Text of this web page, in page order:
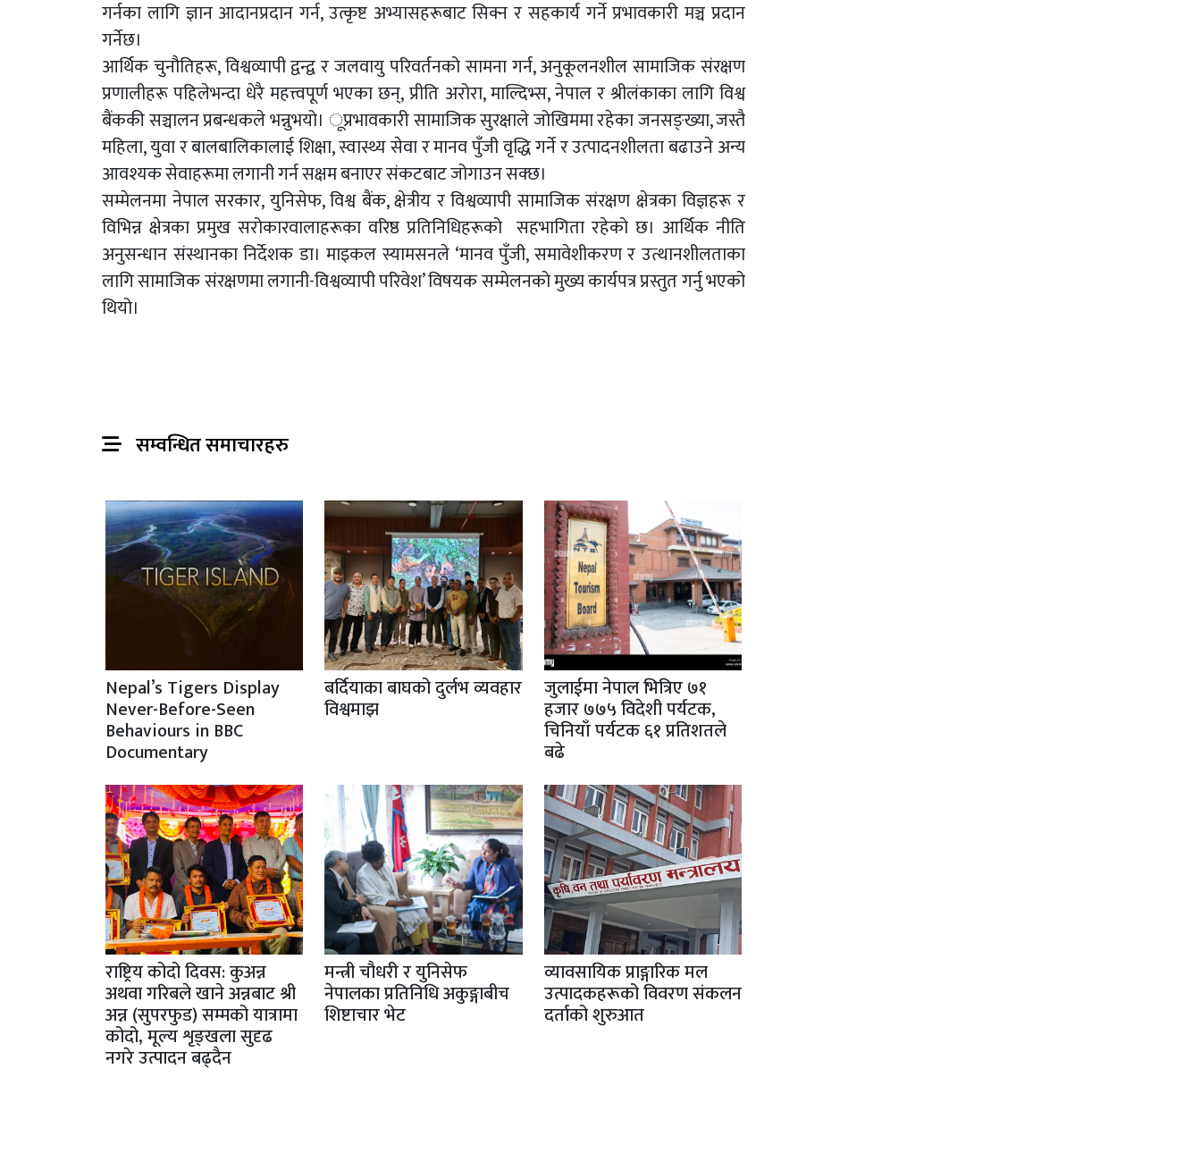
गर्नका लागि ज्ञान आदानप्रदान गर्न, उत्कृष्ट अभ्यासहरूबाट सिक्न र सहकार्य गर्ने प्रभावकारी मञ्च प्रदान
गर्नेछ।
आर्थिक चुनौतिहरू, विश्वव्यापी द्वन्द्व र जलवायु परिवर्तनको सामना गर्न, अनुकूलनशील सामाजिक संरक्षण
प्रणालीहरू पहिलेभन्दा धेरै महत्त्वपूर्ण भएका छन्, प्रीति अरोरा, माल्दिभ्स, नेपाल र श्रीलंकाका लागि विश्व
बैंककी सञ्चालन प्रबन्धकले भन्नुभयो। ूप्रभावकारी सामाजिक सुरक्षाले जोखिममा रहेका जनसङ्ख्या, जस्तै
महिला, युवा र बालबालिकालाई शिक्षा, स्वास्थ्य सेवा र मानव पुँजी वृद्धि गर्ने र उत्पादनशीलता बढाउने अन्य
आवश्यक सेवाहरूमा लगानी गर्न सक्षम बनाएर संकटबाट जोगाउन सक्छ।
सम्मेलनमा नेपाल सरकार, युनिसेफ, विश्व बैंक, क्षेत्रीय र विश्वव्यापी सामाजिक संरक्षण क्षेत्रका विज्ञहरू र
विभिन्न क्षेत्रका प्रमुख सरोकारवालाहरूका वरिष्ठ प्रतिनिधिहरूको सहभागिता रहेको छ। आर्थिक नीति
अनुसन्धान संस्थानका निर्देशक डा। माइकल स्यामसनले ‘मानव पुँजी, समावेशीकरण र उत्थानशीलताका
लागि सामाजिक संरक्षणमा लगानी-विश्वव्यापी परिवेश’ विषयक सम्मेलनको मुख्य कार्यपत्र प्रस्तुत गर्नु भएको
थियो।
सम्वन्धित समाचारहरु
Nepal’s Tigers Display
Never-Before-Seen
Behaviours in BBC
Documentary
बर्दियाका बाघको दुर्लभ व्यवहार
विश्वमाझ
जुलाईमा नेपाल भित्रिए ७१
हजार ७७५ विदेशी पर्यटक,
चिनियाँ पर्यटक ६१ प्रतिशतले
बढे
राष्ट्रिय कोदो दिवस: कुअन्न
अथवा गरिबले खाने अन्नबाट श्री
अन्न (सुपरफुड) सम्मको यात्रामा
कोदो, मूल्य शृङ्खला सुदृढ
नगरे उत्पादन बढ्दैन
मन्त्री चौधरी र युनिसेफ
नेपालका प्रतिनिधि अकुङ्गाबीच
शिष्टाचार भेट
व्यावसायिक प्राङ्गारिक मल
उत्पादकहरूको विवरण संकलन
दर्ताको शुरुआत